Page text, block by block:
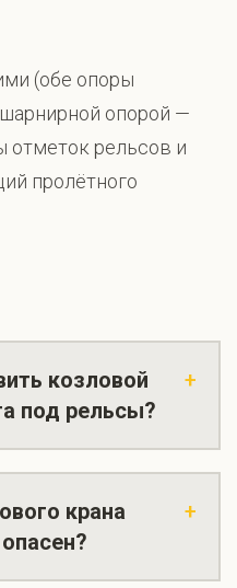
(обе опоры
опорой —
отметок рельсов и
пролётного
козловой
под рельсы?
крана